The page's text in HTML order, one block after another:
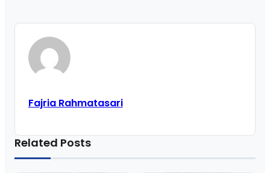
Fajria Rahmatasari
Related Posts